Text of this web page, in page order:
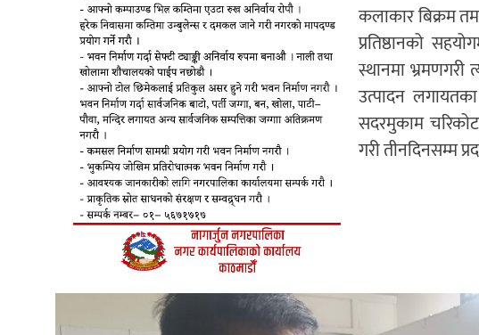
कलाकार बिक्रम
प्रतिष्ठानको
स्थानमा भ्रमणगरी
उत्पादन
सदरमुकाम
गरी तीनदिनसम्म